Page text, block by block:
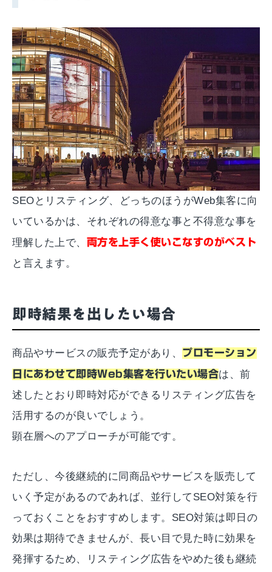
SEOとリスティング、どっちのほうがWeb集客に向
いているかは、それぞれの得意な事と不得意な事を
理解した上で、 両方を上手く使いこなすのがベスト
と言えます。
即時結果を出したい場合
商品やサービスの販売予定があり、 プロモーション
日にあわせて即時Web集客を行いたい場合は、前
述したとおり即時対応ができるリスティング広告を
活用するのが良いでしょう。
顕在層へのアプローチが可能です。
ただし、今後継続的に同商品やサービスを販売して
いく予定があるのであれば、並行してSEO対策を行
っておくことをおすすめします。SEO対策は即日の
効果は期待できませんが、長い目で見た時に効果を
発揮するため、リスティング広告をやめた後も継続